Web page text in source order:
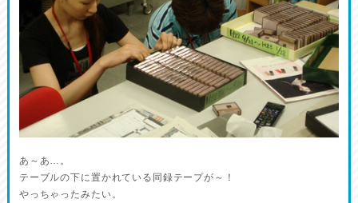
あ～あ…。
テーブルの下に置かれている同録テープが～！
やっちゃったみたい。